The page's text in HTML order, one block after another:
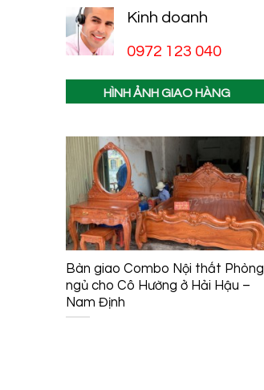
Kinh doanh
0972 123 040
HÌNH ẢNH GIAO HÀNG
Bàn giao Combo Nội thất Phòng
ngủ cho Cô Hường ở Hải Hậu –
Nam Định